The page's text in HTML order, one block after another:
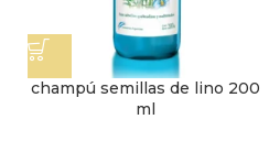
champú semillas de lino 200
ml